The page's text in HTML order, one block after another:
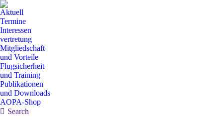
Aktuell
Termine
Interessen
vertretung
Mitgliedschaft
und Vorteile
Flugsicherheit
und Training
Publikationen
und Downloads
AOPA-Shop
Search:
Search